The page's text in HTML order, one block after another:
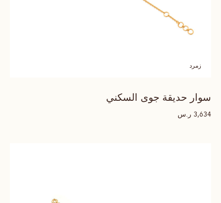
زمرد
سوار حديقة جوى السكني
3,634 ر.س